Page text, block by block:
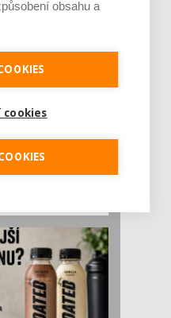
dopřát hormonům
obsahu a